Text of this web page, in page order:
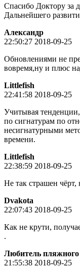
Спасибо Доктору за
Дальнейшего
Александр
22:50:27 2018-09-25
Обновлениями не
вовремя,ну и плюс
Littlefish
22:41:58 2018-09-25
Учитывая
по сигнатурам по
несигнатурными
времени.
Littlefish
22:38:59 2018-09-25
Не так страшен
Dvakota
22:07:43 2018-09-25
Как не крути,
.
Любитель пляжного
21:55:38 2018-09-25